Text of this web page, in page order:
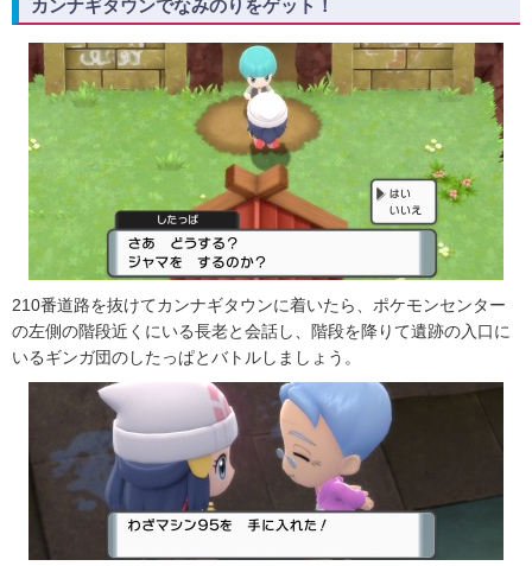
カンナギタウンでなみのりをゲット！
210番道路を抜けてカンナギタウンに着いたら、ポケモンセンター
の左側の階段近くにいる長老と会話し、階段を降りて遺跡の入口に
いるギンガ団のしたっぱとバトルしましょう。